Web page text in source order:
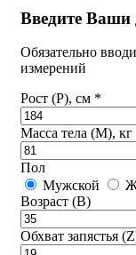
Введите Ваши
Обязательно
измерений
Рост (P), см *
Масса тела (M), кг
Пол
Мужской
Возраст (B)
Обхват запястья